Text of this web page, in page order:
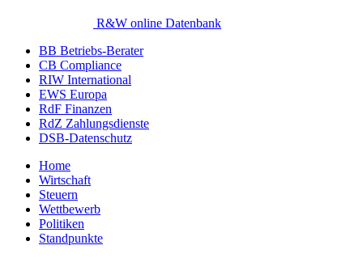
R&W online Datenbank
BB Betriebs-Berater
CB Compliance
RIW International
EWS Europa
RdF Finanzen
RdZ Zahlungsdienste
DSB-Datenschutz
Home
Wirtschaft
Steuern
Wettbewerb
Politiken
Standpunkte